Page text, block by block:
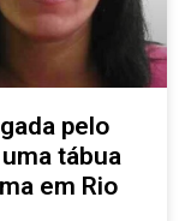
pelo
tábua
em Rio